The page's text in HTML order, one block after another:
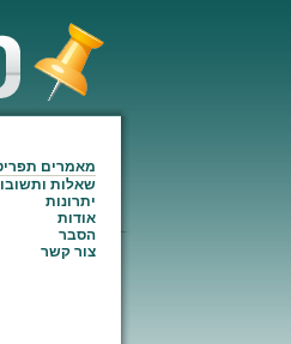
מאמרים
שאלות
יתרונות
אודות
הסבר
צור קשר